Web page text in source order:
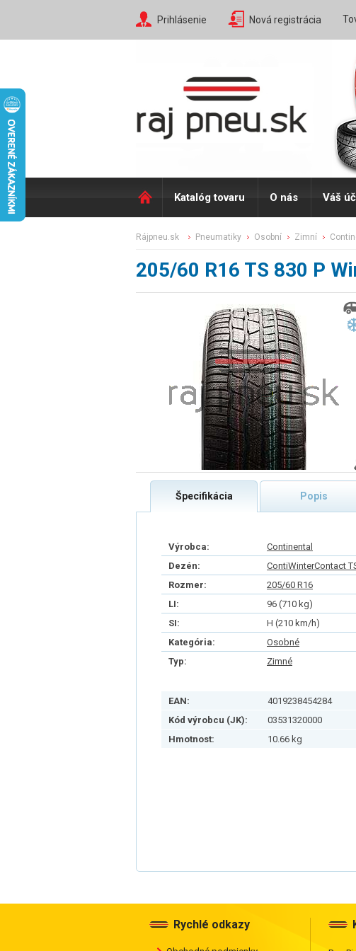
Prihlásenie Nová registrácia
Katalóg tovaru O nás Váš
rájpneu.sk pneumatiky osobní zimní
205/60 R16 TS 830 P
Špecifikácia Popis
Výrobca:
Continental
Dezén:
ContiWinterContact
Rozmer:
205/60 R16
LI:
96 (710 kg)
SI:
H (210 km/h)
Kategória:
Osobné
Typ:
Zimné
EAN:
4019238454284
Kód výrobcu (JK):
03531320000
Hmotnost:
10.66 kg
Rychlé odkazy